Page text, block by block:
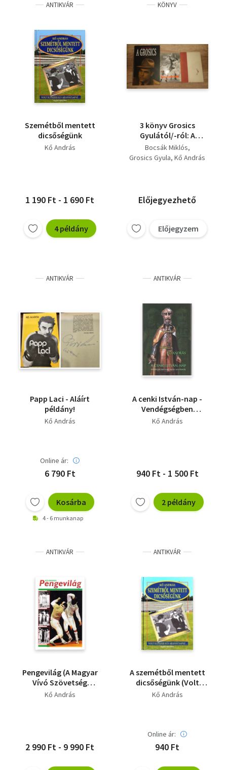
ANTIKVÁR
Szemétből mentett
dicsőségünk
Kő András
1 190 Ft - 1 690 Ft
4 példány
KÖNYV
3 könyv Grosics
Gyulától/-ról: A
Grosics, A Grosics-villa
tika, Így láttam a
Bocsák Miklós
Grosics Gyula Kő András
Előjegyezhető
Előjegyzem
ANTIKVÁR
Papp Laci - Aláírt
példány!
Kő András
Online ár:
6 790 Ft
Kosárba
4 - 6 munkanap
ANTIKVÁR
A cenki István-nap -
Vendégségben
Széchenyi Istvánnál
Kő András
940 Ft - 1 500 Ft
2 példány
ANTIKVÁR
Pengevilág (A Magyar
Vívó Szövetség
megalakulásának 90.
Kő András
2 990 Ft - 9 990 Ft
ANTIKVÁR
A szemétből mentett
dicsőségünk (Volt
egyszer egy
Kő András
Online ár:
940 Ft